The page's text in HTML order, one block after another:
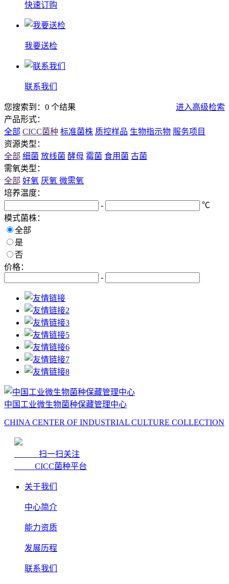
快速订购
我要送检
联系我们
您搜索到：0 个结果
进入高级检索
产品形式：
全部 CICC菌种 标准菌株 质控样品 生物指示物 服务项目
资源类型：
全部 细菌 放线菌 酵母 霉菌 食用菌 古菌
需氧类型：
全部 好氧 厌氧 微需氧
培养温度：
-
℃
模式菌株：
全部
是
否
价格：
-
中国工业微生物菌种保藏管理中心
CHINA CENTER OF INDUSTRIAL CULTURE COLLECTION
扫一扫关注
CICC菌种平台
关于我们
中心简介
能力资质
发展历程
联系我们